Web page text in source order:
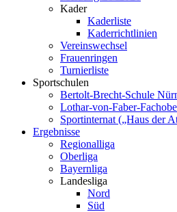
Kader
Kaderliste
Kaderrichtlinien
Vereinswechsel
Frauenringen
Turnierliste
Sportschulen
Bertolt-Brecht-Schule
Lothar-von-Faber-
Sportinternat („Haus der
Ergebnisse
Regionalliga
Oberliga
Bayernliga
Landesliga
Nord
Süd